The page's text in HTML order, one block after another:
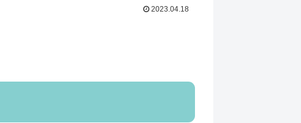
2023.04.18